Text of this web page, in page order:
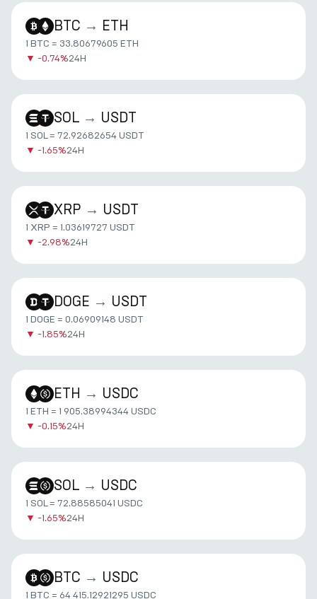
BTC → ETH
1 BTC = 33.80679605 ETH
▼ -0.74%24H
SOL → USDT
1 SOL = 72.92682654 USDT
▼ -1.65%24H
XRP → USDT
1 XRP = 1.03619727 USDT
▼ -2.98%24H
DOGE → USDT
1 DOGE = 0.06909148 USDT
▼ -1.85%24H
ETH → USDC
1 ETH = 1 905.38994344 USDC
▼ -0.15%24H
SOL → USDC
1 SOL = 72.88585041 USDC
▼ -1.65%24H
BTC → USDC
1 BTC = 64 415.12921295 USDC